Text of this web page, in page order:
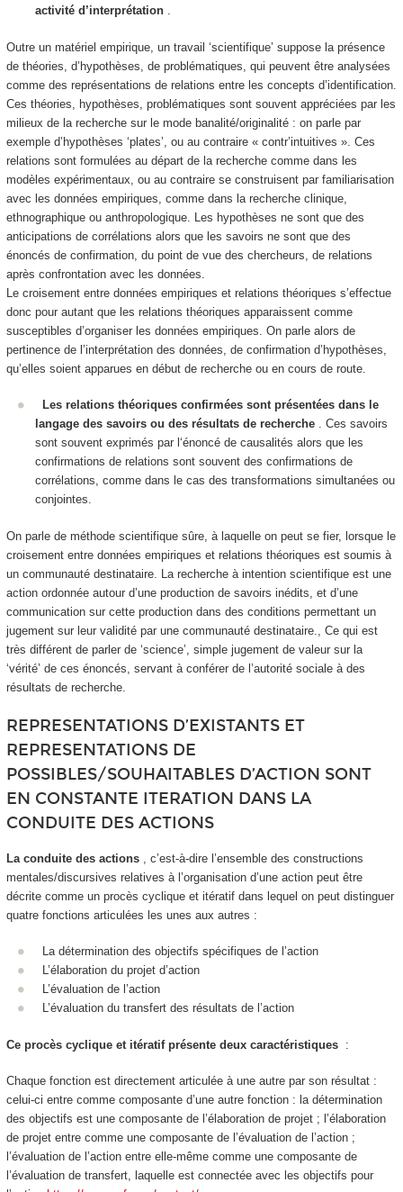
activité d’interprétation .
Outre un matériel empirique, un travail ‘scientifique’ suppose la présence
de théories, d’hypothèses, de problématiques, qui peuvent être analysées
comme des représentations de relations entre les concepts d’identification.
Ces théories, hypothèses, problématiques sont souvent appréciées par les
milieux de la recherche sur le mode banalité/originalité : on parle par
exemple d’hypothèses ‘plates’, ou au contraire « contr’intuitives ». Ces
relations sont formulées au départ de la recherche comme dans les
modèles expérimentaux, ou au contraire se construisent par familiarisation
avec les données empiriques, comme dans la recherche clinique,
ethnographique ou anthropologique. Les hypothèses ne sont que des
anticipations de corrélations alors que les savoirs ne sont que des
énoncés de confirmation, du point de vue des chercheurs, de relations
après confrontation avec les données.
Le croisement entre données empiriques et relations théoriques s’effectue
donc pour autant que les relations théoriques apparaissent comme
susceptibles d’organiser les données empiriques . On parle alors de
pertinence de l’interprétation des données, de confirmation d’hypothèses,
qu’elles soient apparues en début de recherche ou en cours de route.
Les relations théoriques confirmées sont présentées dans le
langage des savoirs ou des résultats de recherche . Ces savoirs
sont souvent exprimés par l‘énoncé de causalités alors que les
confirmations de relations sont souvent des confirmations de
corrélations, comme dans le cas des transformations simultanées ou
conjointes.
On parle de méthode scientifique sûre, à laquelle on peut se fier, lorsque le
croisement entre données empiriques et relations théoriques est soumis à
un communauté destinataire. La recherche à intention scientifique est une
action ordonnée autour d’une production de savoirs inédits, et d’une
communication sur cette production dans des conditions permettant un
jugement sur leur validité par une communauté destinataire., Ce qui est
très différent de parler de ‘science’, simple jugement de valeur sur la
‘vérité’ de ces énoncés, servant à conférer de l’autorité sociale à des
résultats de recherche.
REPRESENTATIONS D’EXISTANTS ET
REPRESENTATIONS DE
POSSIBLES/SOUHAITABLES D’ACTION SONT
EN CONSTANTE ITERATION DANS LA
CONDUITE DES ACTIONS
La conduite des actions
, c’est-à-dire l’ensemble des constructions
mentales/discursives relatives à l’organisation d’une action peut être
décrite comme un procès cyclique et itératif dans lequel on peut distinguer
quatre fonctions articulées les unes aux autres :
La détermination des objectifs spécifiques de l’action
L’élaboration du projet d’action
L’évaluation de l’action
L’évaluation du transfert des résultats de l’action
Ce procès cyclique et itératif présente deux caractéristiques :
Chaque fonction est directement articulée à une autre par son résultat :
celui-ci entre comme composante d’une autre fonction : la détermination
des objectifs est une composante de l’élaboration de projet ; l’élaboration
de projet entre comme une composante de l’évaluation de l’action ;
l’évaluation de l’action entre elle-même comme une composante de
l’évaluation de transfert, laquelle est connectée avec les objectifs pour